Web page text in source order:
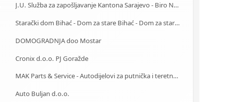
J.U. Služba za zapošljavanje Kantona Sarajevo - Biro Novi Grad
Starački dom Bihać - Dom za stare Bihać - Dom za stara lica Bihać
DOMOGRADNJA doo Mostar
Cronix d.o.o. PJ Goražde
MAK Parts & Service - Autodijelovi za putnička i teretna vozila Gračanica
Auto Buljan d.o.o.